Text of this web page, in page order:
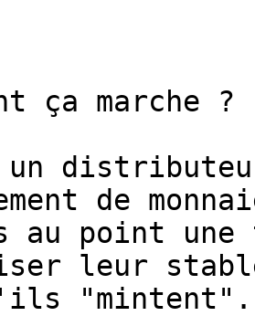
ça marche ?
de
au point une
leur
"mintent".